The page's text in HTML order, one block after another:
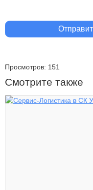
Просмотров: 151
Смотрите также